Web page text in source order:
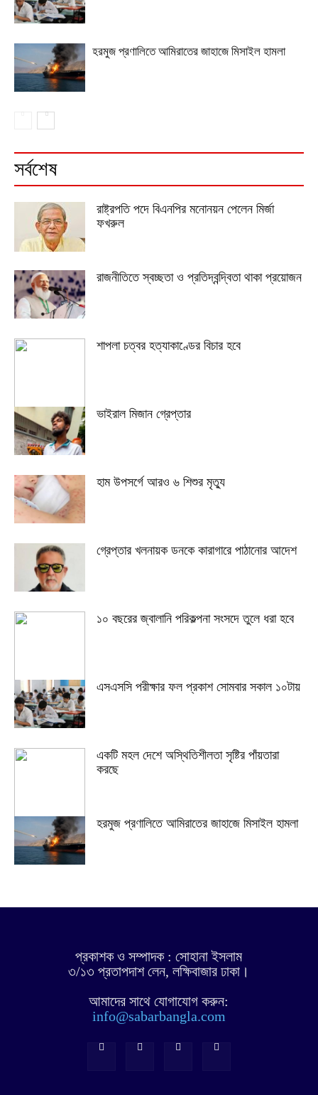
হরমুজ প্রণালিতে আমিরাতের জাহাজে মিসাইল হামলা
সর্বশেষ
রাষ্ট্রপতি পদে বিএনপির মনোনয়ন পেলেন মির্জা
ফখরুল
রাজনীতিতে স্বচ্ছতা ও প্রতিদ্বন্দ্বিতা থাকা প্রয়োজন
শাপলা চত্বর হত্যাকাণ্ডের বিচার হবে
ভাইরাল মিজান গ্রেপ্তার
হাম উপসর্গে আরও ৬ শিশুর মৃত্যু
গ্রেপ্তার খলনায়ক ডনকে কারাগারে পাঠানোর আদেশ
১০ বছরের জ্বালানি পরিকল্পনা সংসদে তুলে ধরা হবে
এসএসসি পরীক্ষার ফল প্রকাশ সোমবার সকাল ১০টায়
একটি মহল দেশে অস্থিতিশীলতা সৃষ্টির পাঁয়তারা
করছে
হরমুজ প্রণালিতে আমিরাতের জাহাজে মিসাইল হামলা
প্রকাশক ও সম্পাদক : সোহানা ইসলাম
৩/১৩ প্রতাপদাশ লেন, লক্ষিবাজার ঢাকা।
আমাদের সাথে যোগাযোগ করুন:
info@sabarbangla.com